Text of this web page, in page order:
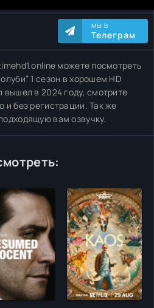
МЫ В
Телеграм
можете посмотреть
1 сезон в хорошем HD
вышел в 2024 году, смотрите
и без регистрации. Так же
вам озвучку.